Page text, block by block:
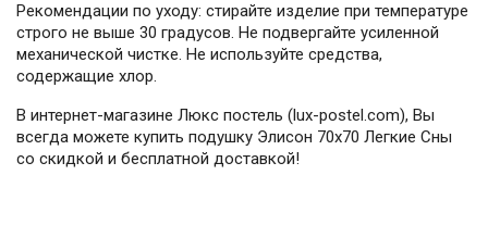
Рекомендации по уходу: стирайте изделие при температуре
строго не выше 30 градусов. Не подвергайте усиленной
механической чистке. Не используйте средства,
содержащие хлор.
В интернет-магазине Люкс постель (lux-postel.com), Вы
всегда можете купить подушку Элисон 70x70 Легкие Сны
со скидкой и бесплатной доставкой!